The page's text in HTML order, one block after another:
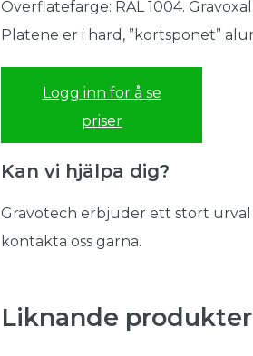
Overflatefarge: RAL 1004.
Platene er i hard, ”kortsponet”
Logg inn for å se
priser
Kan vi hjälpa dig?
Gravotech erbjuder ett stort urval
kontakta oss gärna.
Liknande produkter